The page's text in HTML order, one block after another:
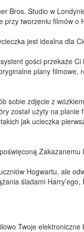
Bros. Studio w
przy tworzeniu filmów o
jest idealna dla
gości przekaże
plany
sobie zdjęcie z
został użyty na
jak ucieczka
Zakazanemu
Hogwartu, ale
śladami
Twoje elektroniczne